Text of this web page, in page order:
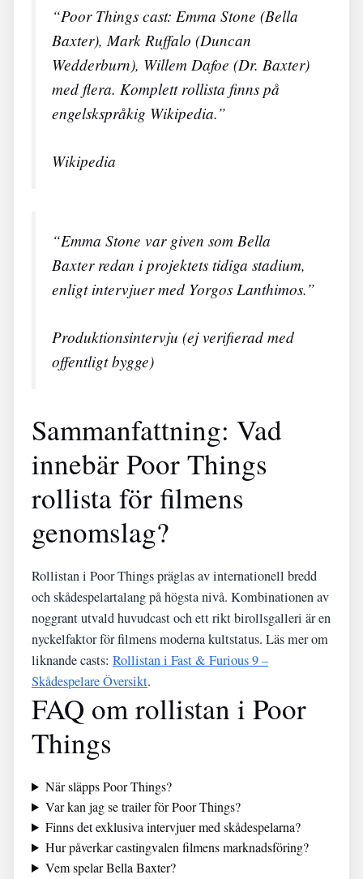
“Poor Things cast: Emma Stone (Bella
Baxter), Mark Ruffalo (Duncan
Wedderburn), Willem Dafoe (Dr. Baxter)
med flera. Komplett rollista finns på
engelskspråkig Wikipedia.”
Wikipedia
“Emma Stone var given som Bella
Baxter redan i projektets tidiga stadium,
enligt intervjuer med Yorgos Lanthimos.”
Produktionsintervju (ej verifierad med
offentligt bygge)
Sammanfattning: Vad
innebär Poor Things
rollista för filmens
genomslag?
Rollistan i Poor Things präglas av internationell bredd
och skådespelartalang på högsta nivå. Kombinationen av
noggrant utvald huvudcast och ett rikt birollsgalleri är en
nyckelfaktor för filmens moderna kultstatus. Läs mer om
liknande casts: Rollistan i Fast & Furious 9 –
Skådespelare Översikt.
FAQ om rollistan i Poor
Things
När släpps Poor Things?
Var kan jag se trailer för Poor Things?
Finns det exklusiva intervjuer med skådespelarna?
Hur påverkar castingvalen filmens marknadsföring?
Vem spelar Bella Baxter?